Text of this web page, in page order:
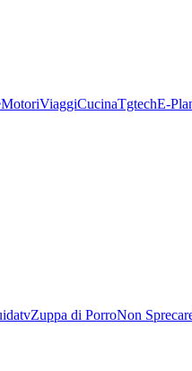
MotoriViaggiCucinaTgtechE-
Zuppa di PorroNon